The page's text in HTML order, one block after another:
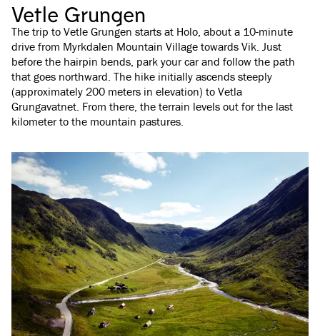
Vetle Grungen
The trip to Vetle Grungen starts at Holo, about a 10-minute
drive from Myrkdalen Mountain Village towards Vik. Just
before the hairpin bends, park your car and follow the path
that goes northward. The hike initially ascends steeply
(approximately 200 meters in elevation) to Vetla
Grungavatnet. From there, the terrain levels out for the last
kilometer to the mountain pastures.